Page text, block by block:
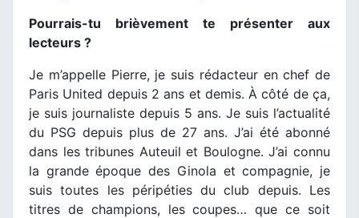
Pourrais-tu brièvement te présenter aux
lecteurs ?
Je m’appelle Pierre, je suis rédacteur en chef de
Paris United depuis 2 ans et demis. À côté de ça,
je suis journaliste depuis 5 ans. Je suis l’actualité
du PSG depuis plus de 27 ans. J’ai été abonné
dans les tribunes Auteuil et Boulogne. J’ai connu
la grande époque des Ginola et compagnie, je
suis toutes les péripéties du club depuis. Les
titres de champions, les coupes… que ce soit